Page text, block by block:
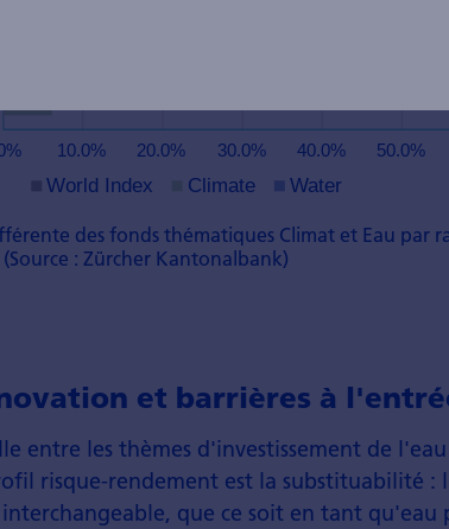
des fonds thématiques Climat et Eau par
: Zürcher Kantonalbank)
et barrières à
entre les thèmes d'investissement de
risque-rendement est la substituabilité :
que ce soit en tant qu'eau